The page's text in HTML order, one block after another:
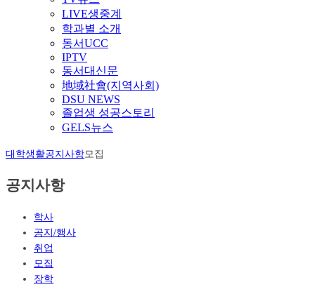
LIVE생중계
학과별 소개
동서UCC
IPTV
동서대신문
地域社會(지역사회)
DSU NEWS
졸업생 성공스토리
GELS뉴스
대학생활공지사항모집
공지사항
학사
공지/행사
취업
모집
장학